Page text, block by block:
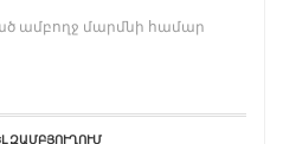
ամբողջ մարմնի համար
ԶԱՄԲՅՈՒՂՈՒՄ